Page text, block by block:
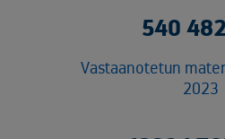
540
Vastaanotetun
2023